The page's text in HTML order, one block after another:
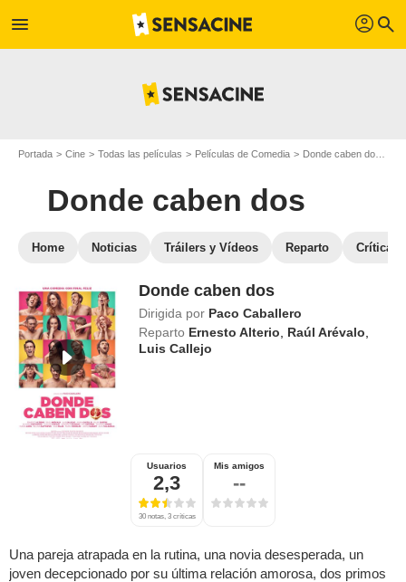
menu profil search
Portada Cine Todas las películas Películas de Comedia Donde caben dos
Donde caben dos
Home Noticias Tráilers y Vídeos Reparto Críticas
Donde caben dos
Dirigida por Paco Caballero
Reparto Ernesto Alterio Raúl Arévalo
Luis Callejo
Usuarios
2,3
30 notas, 3 críticas
Mis amigos
--
Una pareja atrapada en la rutina, una novia desesperada, un
joven decepcionado por su última relación amorosa, dos primos